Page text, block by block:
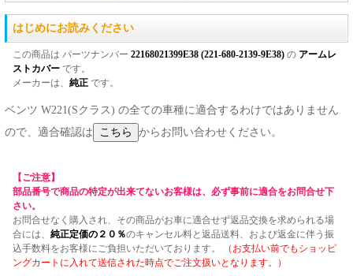
はじめにお読みください
この商品は パーツナンバー 22168021399E38 (221-680-2139-9E38) の アームレ
ストカバー です。
メーカーは、 純正 です。
ベンツ W221(Sクラス) の全ての車種に適合するわけではありません
ので、適合確認は
からお問い合わせください。
【ご注意】
部品番号で商品の特定が出来てないお客様は、必ず事前に適合をお問合せ下
さい。
お問合せなく購入され、その商品がお車に適合せず返品交換を求められる場
合には、 純正定価の２０％のキャンセル料と返品送料、および返金に伴う振
込手数料をお客様にご負担いただいております。
（お支払い前でもショッピ
ングカートに入れて送信された時点でご注文扱いとなります。）